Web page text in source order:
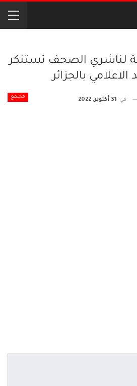
لناشري الصحف تستنكر
بالجزائر
مجتمع في 31 أكتوبر, 2022